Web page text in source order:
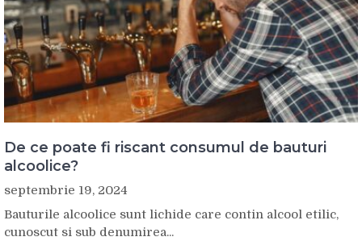
De ce poate fi riscant consumul de bauturi
alcoolice?
septembrie 19, 2024
Bauturile alcoolice sunt lichide care contin alcool etilic,
cunoscut si sub denumirea...